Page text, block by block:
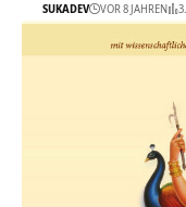
SUKADEV VOR 8 JAHREN